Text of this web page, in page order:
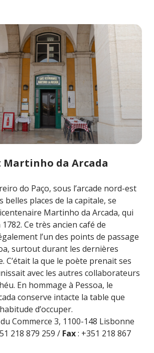
da Arcada
do Paço, sous l’arcade nord-est
belles places de la capitale, se
Martinho da Arcada, qui
Ce très ancien café de
l’un des points de passage
surtout durant les dernières
C’était la que le poète prenait ses
avec les autres collaborateurs
En hommage à Pessoa, le
conserve intacte la table que
d’occuper.
du Commerce 3, 1100-148 Lisbonne
218 879 259 / Fax: +351 218 867